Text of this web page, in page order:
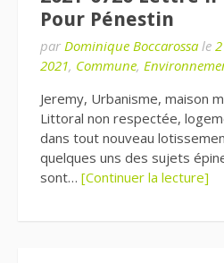
Pour Pénestin
par Dominique Boccarossa le
2021, Commune,
Jeremy, Urbanisme, maison
Littoral non respectée,
dans tout nouveau
quelques uns des sujets
sont… [Continuer la lecture]